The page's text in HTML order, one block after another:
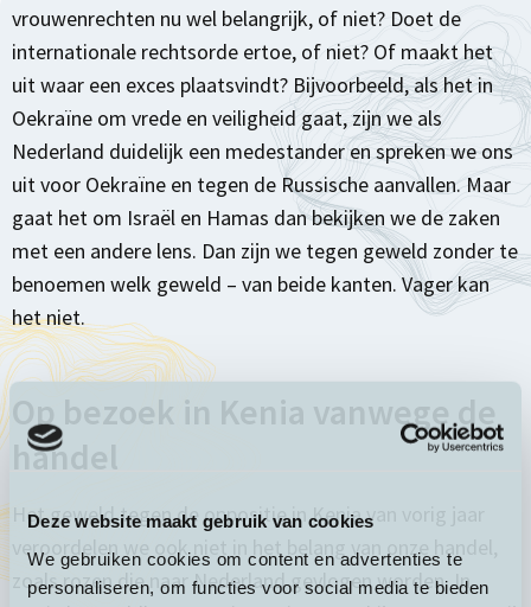
Deze website maakt gebruik van cookies
We gebruiken cookies om content en advertenties te
personaliseren, om functies voor social media te bieden
vrouwenrechten nu wel belangrijk, of niet? Doet de
internationale rechtsorde ertoe, of niet? Of maakt het
uit waar een exces plaatsvindt? Bijvoorbeeld, als het in
Oekraïne om vrede en veiligheid gaat, zijn we als
Nederland duidelijk een medestander en spreken we ons
uit voor Oekraïne en tegen de Russische aanvallen.Maar
gaat het om Israël en Hamas dan bekijken we de zaken
met een andere lens. Dan zijn we tegen geweld zonder te
benoemen welk geweld – van beide kanten. Vager kan
het niet.
Op bezoek in Kenia vanwege de
handel
Het geweld tegen de oppositie in Kenia van vorig jaar
veroordelen we ook niet in het belang van onze handel,
zoals rozen die naar Nederland gevlogen worden. In